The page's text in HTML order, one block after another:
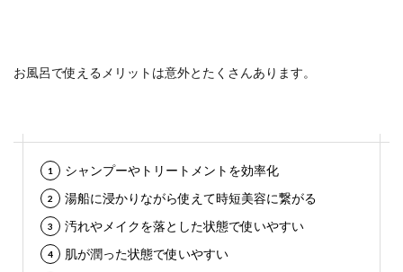
お風呂で使えるメリットは意外とたくさんあります。
シャンプーやトリートメントを効率化
湯船に浸かりながら使えて時短美容に繋がる
汚れやメイクを落とした状態で使いやすい
肌が潤った状態で使いやすい